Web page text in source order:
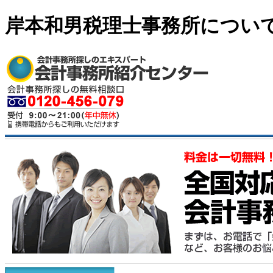
岸本和男税理士事務所につい